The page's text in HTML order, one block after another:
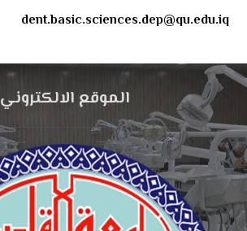
dent.basic.sciences.dep@qu.edu.iq
الموقع الالكتروني